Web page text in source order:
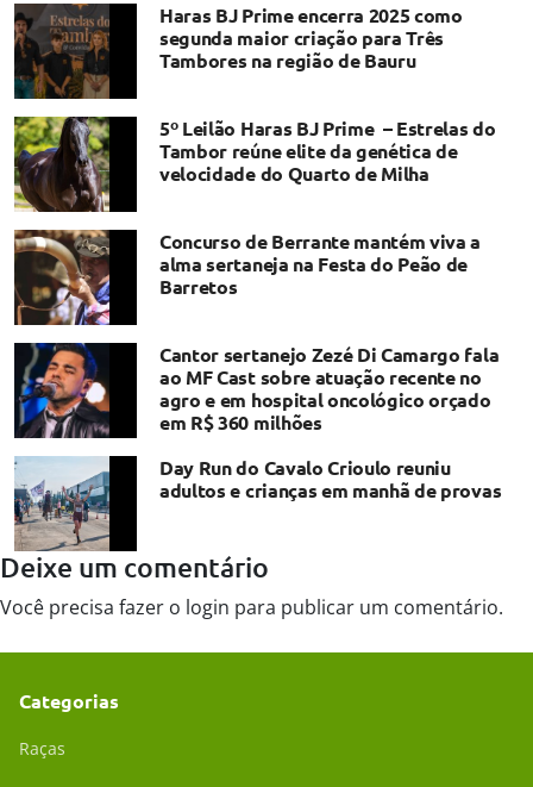
Haras BJ Prime encerra 2025 como
segunda maior criação para Três
Tambores na região de Bauru
5º Leilão Haras BJ Prime – Estrelas do
Tambor reúne elite da genética de
velocidade do Quarto de Milha
Concurso de Berrante mantém viva a
alma sertaneja na Festa do Peão de
Barretos
Cantor sertanejo Zezé Di Camargo fala
ao MF Cast sobre atuação recente no
agro e em hospital oncológico orçado
em R$ 360 milhões
Day Run do Cavalo Crioulo reuniu
adultos e crianças em manhã de provas
Deixe um comentário
Você precisa fazer o login para publicar um comentário.
Categorias
Raças